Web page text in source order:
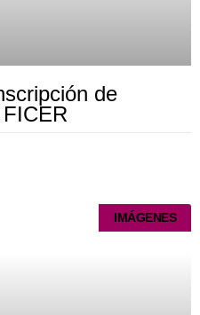
de
IMÁGENES